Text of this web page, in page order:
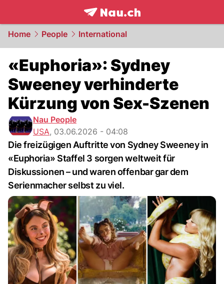
frontpage.NAU.ch
Home People International
«Euphoria»: Sydney
Sweeney verhinderte
Kürzung von Sex-Szenen
Nau People
USA, 03.06.2026 - 04:08
Die freizügigen Auftritte von Sydney Sweeney in
«Euphoria» Staffel 3 sorgen weltweit für
Diskussionen – und waren offenbar gar dem
Serienmacher selbst zu viel.